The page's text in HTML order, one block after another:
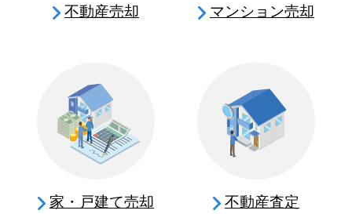
不動産売却 マンション売却
家・戸建て売却 不動産査定